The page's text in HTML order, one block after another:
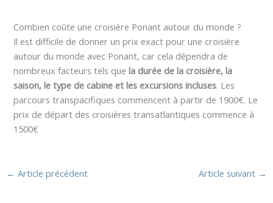
Combien coûte une croisière Ponant autour du monde ?
Il est difficile de donner un prix exact pour une croisière
autour du monde avec Ponant, car cela dépendra de
nombreux facteurs tels quela durée de la croisière, la
saison, le type de cabine et les excursions incluses. Les
parcours transpacifiques commencent à partir de 1900€. Le
prix de départ des croisières transatlantiques commence à
1500€
← Article précédent Article suivant →